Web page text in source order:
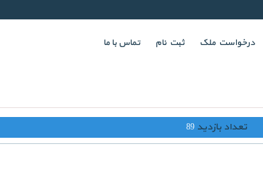
درخواست ملک ثبت نام تماس با ما
تعداد بازدید 89